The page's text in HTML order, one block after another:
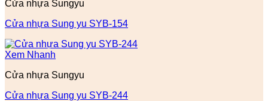
Cửa nhựa Sungyu
Cửa nhựa Sung yu SYB-154
Xem Nhanh
Cửa nhựa Sungyu
Cửa nhựa Sung yu SYB-244